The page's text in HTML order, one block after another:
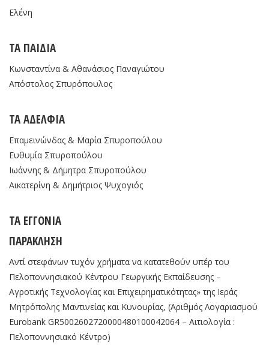
Ελένη
ΤΑ ΠΑΙΔΙΑ
Κωνσταντίνα & Αθανάσιος Παναγιώτου
Απόστολος Σπυρόπουλος
ΤΑ ΑΔΕΛΦΙΑ
Επαμεινώνδας & Μαρία Σπυροπούλου
Ευθυμία Σπυροπούλου
Ιωάννης & Δήμητρα Σπυροπούλου
Αικατερίνη & Δημήτριος Ψυχογιός
ΤΑ ΕΓΓΟΝΙΑ
ΠΑΡΑΚΛΗΣΗ
Αντί στεφάνων τυχόν χρήματα να κατατεθούν υπέρ του
Πελοποννησιακού Κέντρου Γεωργικής Εκπαίδευσης –
Αγροτικής Τεχνολογίας και Επιχειρηματικότητας» της Ιεράς
Μητρόπολης Μαντινείας και Κυνουρίας, (Αριθμός Λογαριασμού
Eurobank GR5002602720000480100042064 – Αιτιολογία :
Πελοποννησιακό Κέντρο)